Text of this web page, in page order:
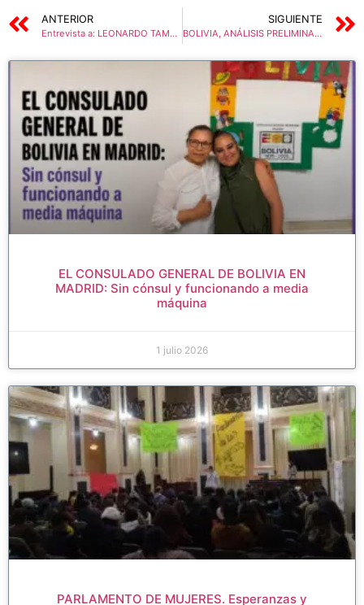
ANTERIOR
Entrevista a: LEONARDO TAMBURINI – EL GOBIERNO DE JEANINE AÑEZ NO SOLO ES FASCISTA SINO ECOCIDA
SIGUIENTE
BOLIVIA, ANÁLISIS PRELIMINAR DE DIÁLOGOS Y BLOQUEOS
EL CONSULADO GENERAL DE BOLIVIA EN
MADRID: Sin cónsul y funcionando a media
máquina
1 julio 2026
PARLAMENTO DE MUJERES. Esperanzas y